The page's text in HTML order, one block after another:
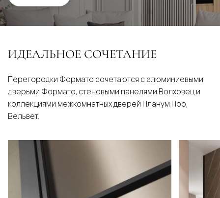
ИДЕАЛЬНОЕ СОЧЕТАНИЕ
Перегородки Формато сочетаются с алюминиевыми
дверьми Формато, стеновыми панелями Волховец и
коллекциями межкомнатных дверей Планум Про,
Вельвет.